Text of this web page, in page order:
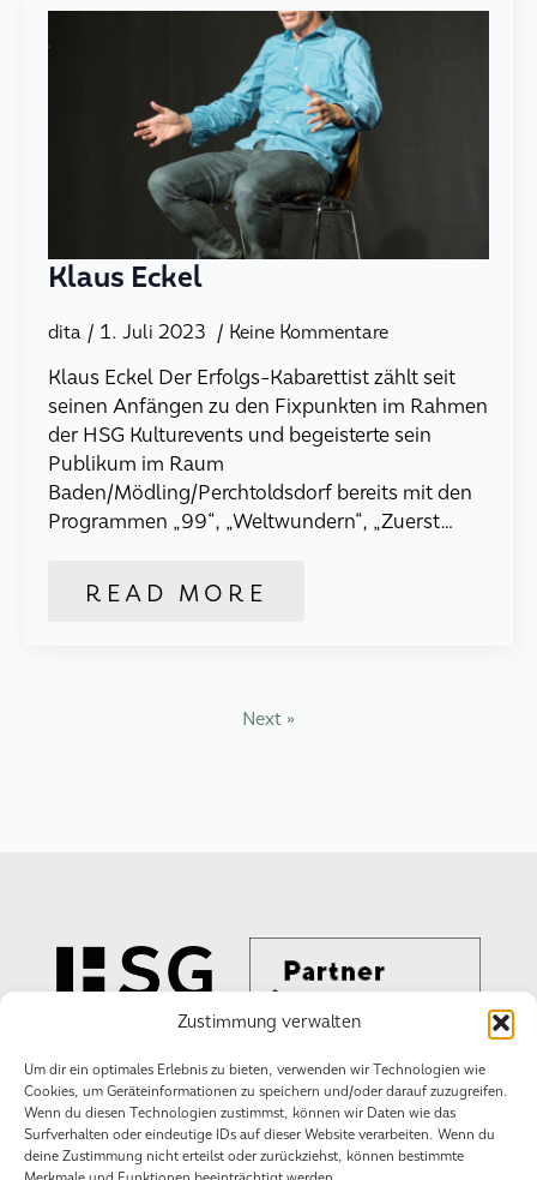
Zustimmung verwalten
Um dir ein optimales Erlebnis zu bieten, verwenden wir Technologien wie
Cookies, um Geräteinformationen zu speichern und/oder darauf zuzugreifen.
Wenn du diesen Technologien zustimmst, können wir Daten wie das
Surfverhalten oder eindeutige IDs auf dieser Website verarbeiten. Wenn du
deine Zustimmung nicht erteilst oder zurückziehst, können bestimmte
Klaus Eckel
dita 1. Juli 2023 Keine Kommentare
Klaus Eckel Der Erfolgs-Kabarettist zählt seit
seinen Anfängen zu den Fixpunkten im Rahmen
der HSG Kulturevents und begeisterte sein
Publikum im Raum
Baden/Mödling/Perchtoldsdorf bereits mit den
Programmen „99“, „Weltwundern“, „Zuerst…
READ MORE
Next »
Wir schaffen
Erlebnisse!